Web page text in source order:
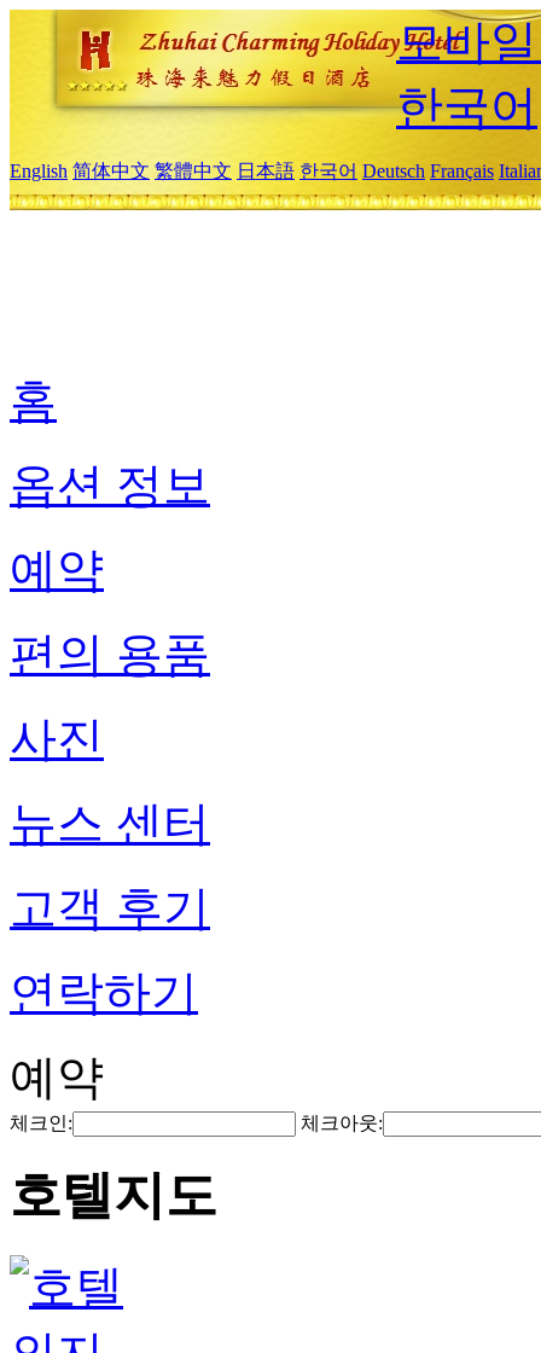
모바
한국어
English 简体中文 繁體中文 日本語 한국어 Deutsch Français
홈
옵션 정보
예약
편의 용품
사진
뉴스 센터
고객 후기
연락하기
예약
체크인: 체크아웃:
호텔지도